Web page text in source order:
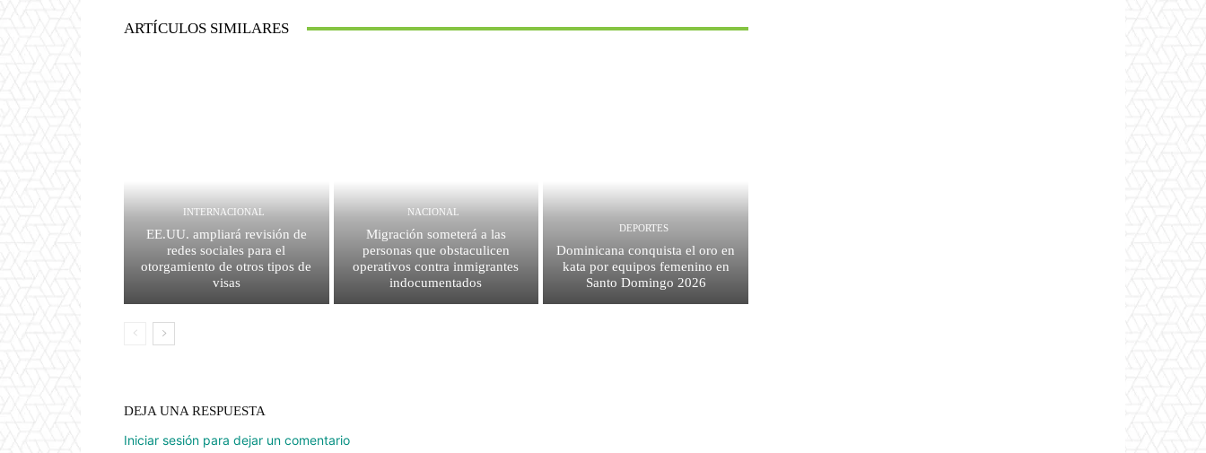
ARTÍCULOS SIMILARES
INTERNACIONAL
EE.UU. ampliará revisión de
redes sociales para el
otorgamiento de otros tipos de
visas
NACIONAL
Migración someterá a las
personas que obstaculicen
operativos contra inmigrantes
indocumentados
DEPORTES
Dominicana conquista el oro en
kata por equipos femenino en
Santo Domingo 2026
DEJA UNA RESPUESTA
Iniciar sesión para dejar un comentario